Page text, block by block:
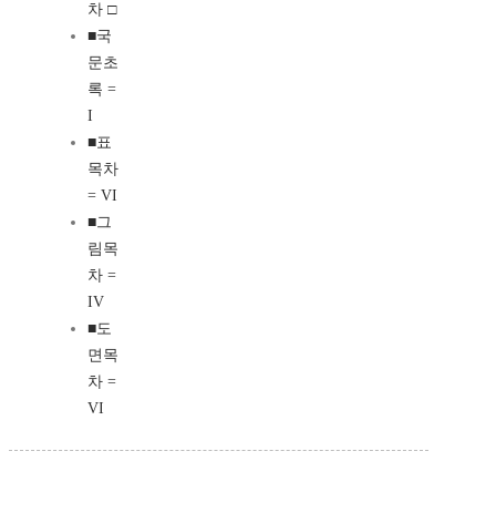
차 □
■국
문초
록 =
I
■표
목차
= VI
■그
림목
차 =
IV
■도
면목
차 =
VI